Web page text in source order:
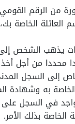
من الرقم
العائلة الخاصة
يذهب الشخص
محددا من أجل أخذ
إلى السجل
به وشهادة
في السجل على
بذلك الأمر.